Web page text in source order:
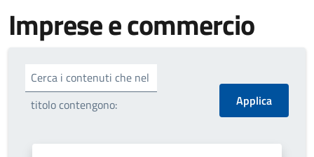
Imprese e commercio
Cerca i contenuti che nel
titolo contengono: